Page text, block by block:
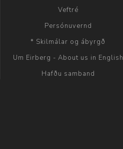
Veftré
Persónuvernd
* Skilmálar og ábyrgð
Um Eirberg - About us in English
Hafðu samband